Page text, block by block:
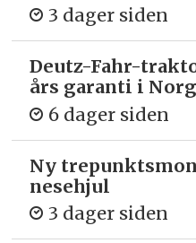
3 dager siden
Deutz-Fahr-
års garanti i
6 dager siden
Ny
nesehjul
3 dager siden